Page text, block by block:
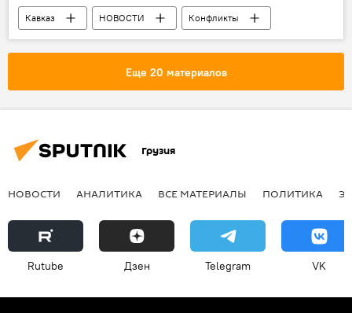
Кавказ НОВОСТИ
Конфликты
Обострение в Нагорном Карабахе, вооруженные столкновения 2020
Еще 20 материалов
Грузия
НОВОСТИ АНАЛИТИКА ВСЕ МАТЕРИАЛЫ ПОЛИТИКА
Rutube Дзен Telegram VK